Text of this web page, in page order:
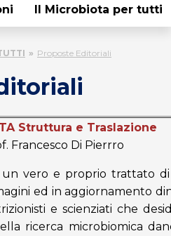
Il Microbiota per tutti
Proposte Editoriali
Struttura e Traslazione
Francesco Di Pierrro
vero e proprio trattato di
ed in aggiornamento
e scienziati che
ricerca microbiomica